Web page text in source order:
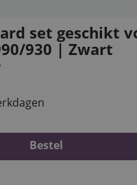
set geschikt
930 | Zwart
Bestel